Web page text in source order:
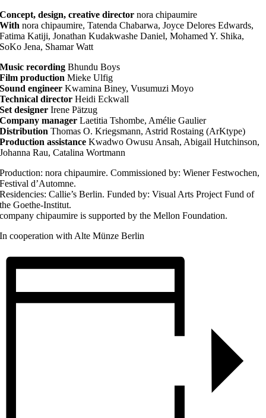
Concept, design, creative directornora chipaumire
Withnora chipaumire, Tatenda Chabarwa, Joyce Delores Edwards,
Fatima Katiji, Jonathan Kudakwashe Daniel, Mohamed Y. Shika,
SoKo Jena, Shamar Watt
Music recordingBhundu Boys
Film productionMieke Ulfig
Sound engineerKwamina Biney, Vusumuzi Moyo
Technical directorHeidi Eckwall
Set designerIrene Pätzug
Company manager Laetitia Tshombe, Amélie Gaulier
Distribution Thomas O. Kriegsmann, Astrid Rostaing (ArKtype)
Production assistance Kwadwo Owusu Ansah, Abigail Hutchinson,
Johanna Rau, Catalina Wortmann
Production: nora chipaumire. Commissioned by: Wiener Festwochen,
Festival d’Automne.
Residencies: Callie’s Berlin. Funded by: Visual Arts Project Fund of
the Goethe-Institut.
company chipaumire is supported by the Mellon Foundation.
In cooperation with Alte Münze Berlin